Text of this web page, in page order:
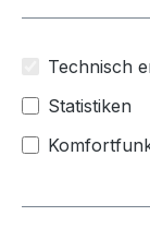
Paketbox
Mypaketkasten
Bildergalerie
Technisch
Statistiken